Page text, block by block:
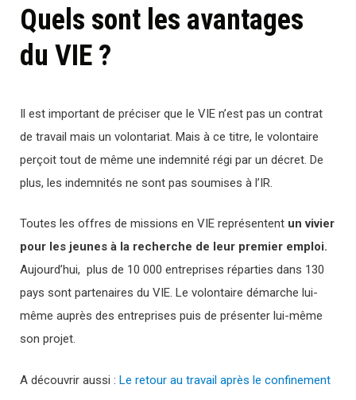
Quels sont les avantages
du VIE ?
Il est important de préciser que le VIE n’est pas un contrat
de travail mais un volontariat. Mais à ce titre, le volontaire
perçoit tout de même une indemnité régi par un décret. De
plus, les indemnités ne sont pas soumises à l’IR.
Toutes les offres de missions en VIE représentent un vivier
pour les jeunes à la recherche de leur premier emploi.
Aujourd’hui, plus de 10 000 entreprises réparties dans 130
pays sont partenaires du VIE. Le volontaire démarche lui-
même auprès des entreprises puis de présenter lui-même
son projet.
A découvrir aussi : Le retour au travail après le confinement